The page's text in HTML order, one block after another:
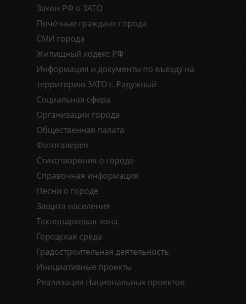
Закон РФ о ЗАТО
Почётные граждане города
СМИ города
Жилищный кодекс РФ
Информация и документы по въезду на
территорию ЗАТО г. Радужный
Социальная сфера
Организации города
Общественная палата
Фотогалерея
Стихотворения о городе
Справочная информация
Песни о городе
Защита населения
Технопарковая зона
Городская среда
Градостроительная деятельность
Инициативные проекты
Реализация Национальных проектов